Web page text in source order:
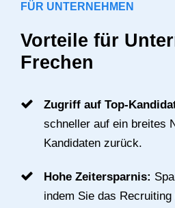
FÜR UNTERNEHMEN
Vorteile für
Frechen
Zugriff auf Top-
schneller auf ein breites
Kandidaten zurück.
Hohe Zeitersparnis:
indem Sie das